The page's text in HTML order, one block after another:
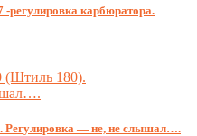
-регулировка карбюратора.
Регулировка — не, не слышал….